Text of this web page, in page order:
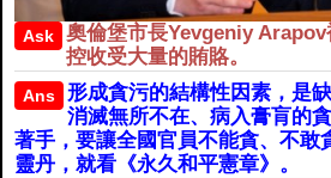
Ask
奧倫堡市長Yevgeniy
控收受大量的賄賂。
Ans
形成貪污的結構性因素，是
消滅無所不在、病入膏肓的
著手，要讓全國官員不能貪、不敢
靈丹，就看《永久和平憲章》。